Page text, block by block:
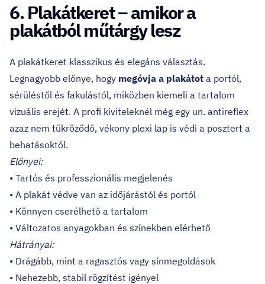
6. Plakátkeret – amikor a
plakátból műtárgy lesz
A plakátkeret klasszikus és elegáns választás.
Legnagyobb előnye, hogy megóvja a plakátot a portól,
sérüléstől és fakulástól, miközben kiemeli a tartalom
vizuális erejét. A profi kiviteleknél még egy un. antireflex
azaz nem tükröződő, vékony plexi lap is védi a posztert a
behatásoktól.
Előnyei:
• Tartós és professzionális megjelenés
• A plakát védve van az időjárástól és portól
• Könnyen cserélhető a tartalom
• Változatos anyagokban és színekben elérhető
Hátrányai:
• Drágább, mint a ragasztós vagy sínmegoldások
• Nehezebb, stabil rögzítést igényel